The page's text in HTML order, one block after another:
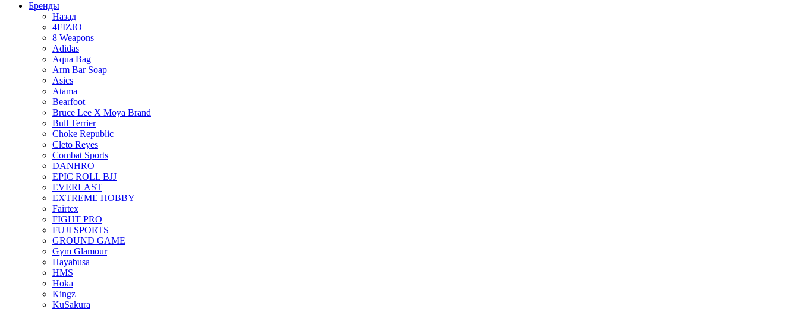
Бренды
Назад
4FIZJO
8 Weapons
Adidas
Aqua Bag
Arm Bar Soap
Asics
Atama
Bearfoot
Bruce Lee X Moya Brand
Bull Terrier
Choke Republic
Cleto Reyes
Combat Sports
DANHRO
EPIC ROLL BJJ
EVERLAST
EXTREME HOBBY
Fairtex
FIGHT PRO
FUJI SPORTS
GROUND GAME
Gym Glamour
Hayabusa
HMS
Hoka
Kingz
KuSakura